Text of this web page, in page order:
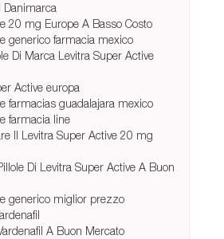
Danimarca
20 mg Europe A Basso Costo
generico farmacia mexico
Di Marca Levitra Super Active
Active europa
farmacias guadalajara mexico
farmacia line
Il Levitra Super Active 20 mg
Di Levitra Super Active A Buon
generico miglior prezzo
A Buon Mercato